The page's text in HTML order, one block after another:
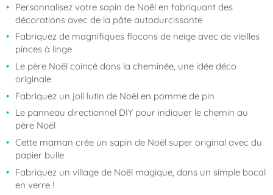
Personnalisez votre sapin de Noël en fabriquant des
décorations avec de la pâte autodurcissante
Fabriquez de magnifiques flocons de neige avec de vieilles
pinces à linge
Le père Noël coincé dans la cheminée, une idée déco
originale
Fabriquez un joli lutin de Noël en pomme de pin
Le panneau directionnel DIY pour indiquer le chemin au
père Noël
Cette maman crée un sapin de Noël super original avec du
papier bulle
Fabriquez un village de Noël magique, dans un simple bocal
en verre !